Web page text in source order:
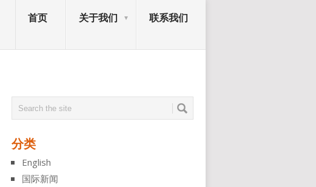
首页 关于我们 联系我们
分类
English
国际新闻